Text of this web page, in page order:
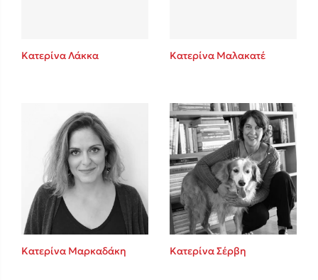
Δημοφιλείς Συγγραφείς
Φυστίκι ΠουΚυλάει
Παύλος Καστανάς
El Sombrero
Στέφανος Ξενάκης
Sebastian Fitzek
Κατερίνα Λάκκα Κατερίνα Μαλακατέ
Κατερίνα Μαρκαδάκη Κατερίνα Σέρβη